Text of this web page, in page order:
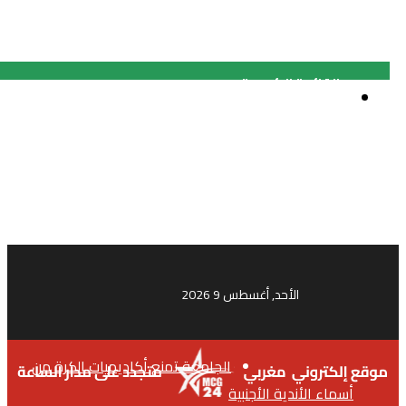
الأحد, أغسطس 9 2026
الجامعة تمنع أكاديميات الكرة من
أسماء الأندية الأجنبية
القائمة